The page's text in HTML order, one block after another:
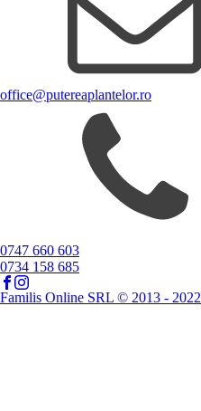
office@putereaplantelor.ro
0747 660 603
0734 158 685
Familis Online SRL © 2013 - 2022